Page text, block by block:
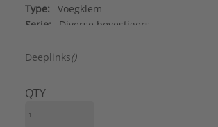
Type:
Voegklem
Serie:
Diverse bevestigers
Deeplinks()
QTY